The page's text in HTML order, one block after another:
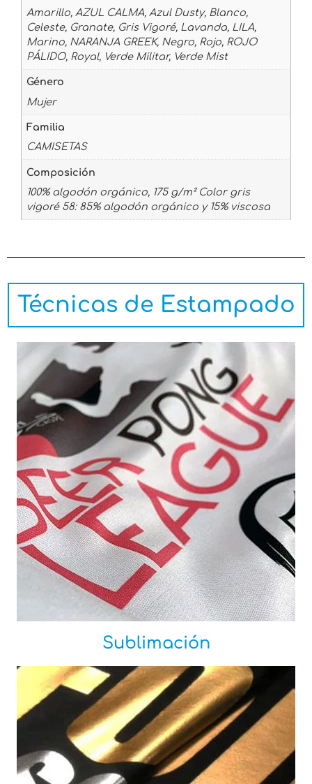
Amarillo, AZUL CALMA, Azul Dusty, Blanco,
Celeste, Granate, Gris Vigoré, Lavanda, LILA,
Marino, NARANJA GREEK, Negro, Rojo, ROJO
PÁLIDO, Royal, Verde Militar, Verde Mist
Género
Mujer
Familia
CAMISETAS
Composición
100% algodón orgánico, 175 g/m² Color gris
vigoré 58: 85% algodón orgánico y 15% viscosa
Técnicas de Estampado
Sublimación